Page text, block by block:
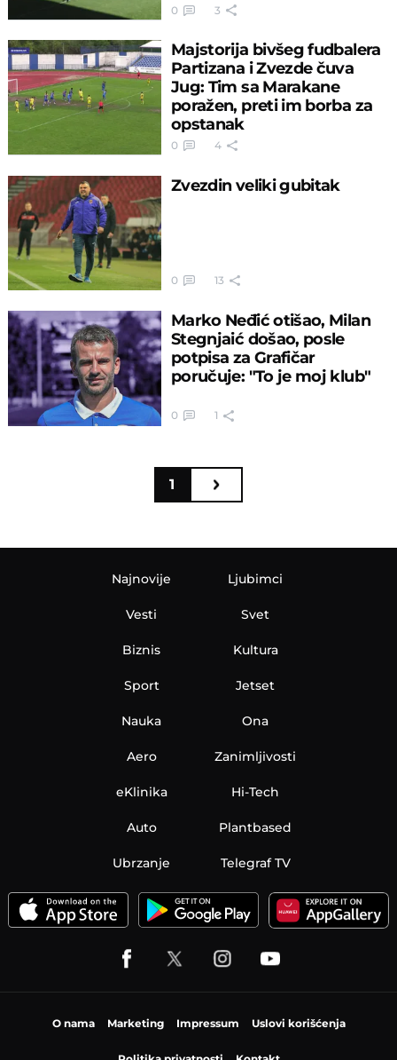
0 3
Majstorija bivšeg fudbalera
Partizana i Zvezde čuva
Jug: Tim sa Marakane
poražen, preti im borba za
opstanak
0 4
Zvezdin veliki gubitak
0 13
Marko Neđić otišao, Milan
Stegnjaić došao, posle
potpisa za Grafičar
poručuje: "To je moj klub"
0 1
1
Najnovije
Vesti
Biznis
Sport
Nauka
Aero
Ljubimci
Svet
Kultura
Jetset
Ona
Zanimljivosti
eKlinika Hi-Tech
Auto Plantbased
Ubrzanje Telegraf TV
O nama Marketing Impressum Uslovi korišćenja